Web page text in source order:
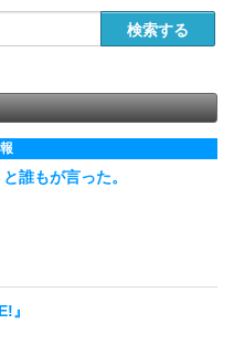
誰もが言った。
』